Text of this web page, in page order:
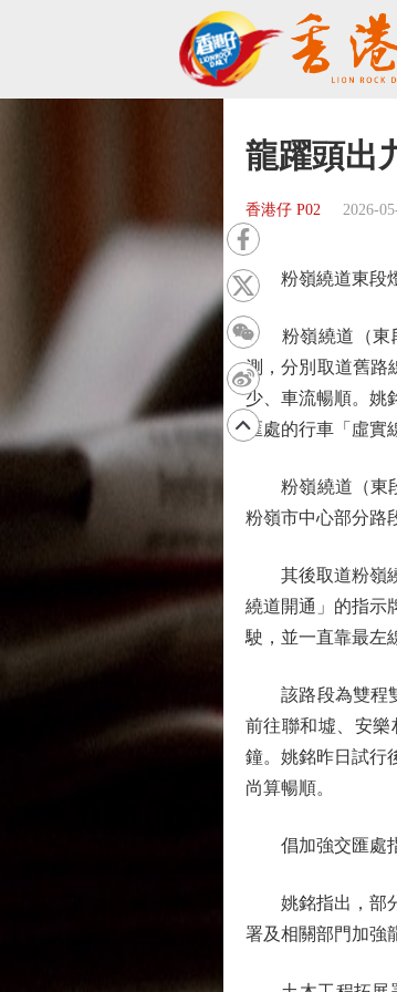
龍躍頭出
香港仔 P02 2026-
粉嶺繞道東段燈
粉嶺繞道（東段
測，分別取道舊路
少、車流暢順。姚
匯處的行車「虛實
粉嶺繞道（東段
粉嶺市中心部分路
其後取道粉嶺繞
繞道開通」的指示
駛，並一直靠最左
該路段為雙程雙
前往聯和墟、安
鐘。姚銘昨日試行
尚算暢順。
倡加強交匯處
姚銘指出，部分
署及相關部門加強